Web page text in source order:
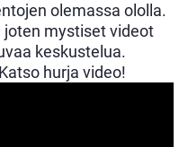
olemassa ololla.
mystiset videot
keskustelua.
hurja video!